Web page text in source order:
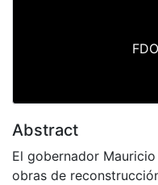
Abstract
El gobernador
obras de